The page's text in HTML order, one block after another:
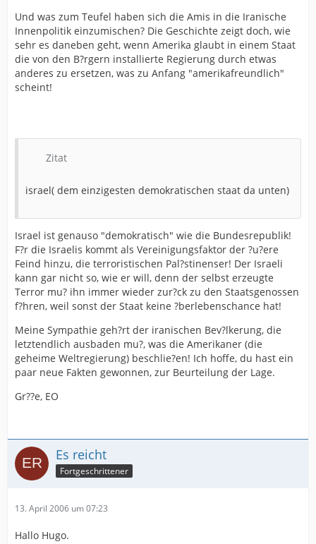
Und was zum Teufel haben sich die Amis in die Iranische
Innenpolitik einzumischen? Die Geschichte zeigt doch, wie
sehr es daneben geht, wenn Amerika glaubt in einem Staat
die von den B?rgern installierte Regierung durch etwas
anderes zu ersetzen, was zu Anfang "amerikafreundlich"
scheint!
Zitat
israel( dem einzigesten demokratischen staat da unten)
Israel ist genauso "demokratisch" wie die Bundesrepublik!
F?r die Israelis kommt als Vereinigungsfaktor der ?u?ere
Feind hinzu, die terroristischen Pal?stinenser! Der Israeli
kann gar nicht so, wie er will, denn der selbst erzeugte
Terror mu? ihn immer wieder zur?ck zu den Staatsgenossen
f?hren, weil sonst der Staat keine ?berlebenschance hat!
Meine Sympathie geh?rt der iranischen Bev?lkerung, die
letztendlich ausbaden mu?, was die Amerikaner (die
geheime Weltregierung) beschlie?en! Ich hoffe, du hast ein
paar neue Fakten gewonnen, zur Beurteilung der Lage.
Gr??e, EO
Es reicht
Fortgeschrittener
13. April 2006 um 07:23
Hallo Hugo.